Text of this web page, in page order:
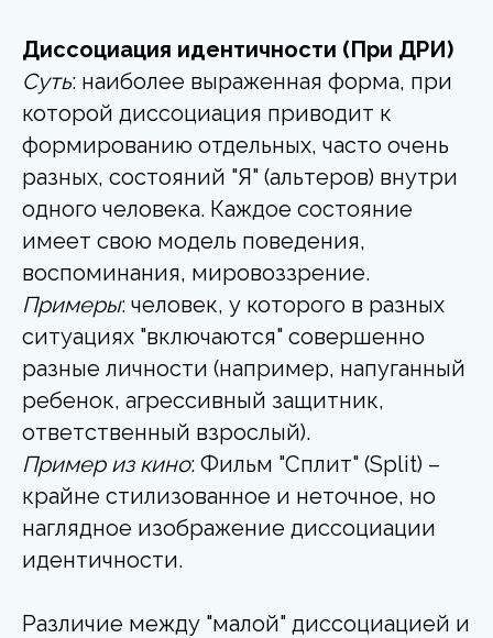
Диссоциация идентичности (При ДРИ)
Суть: наиболее выраженная форма, при
которой диссоциация приводит к
формированию отдельных, часто очень
разных, состояний "Я" (альтеров) внутри
одного человека. Каждое состояние
имеет свою модель поведения,
воспоминания, мировоззрение.
Примеры: человек, у которого в разных
ситуациях "включаются" совершенно
разные личности (например, напуганный
ребенок, агрессивный защитник,
ответственный взрослый).
Пример из кино: Фильм "Сплит" (Split) –
крайне стилизованное и неточное, но
наглядное изображение диссоциации
идентичности.
Различие между "малой" диссоциацией и